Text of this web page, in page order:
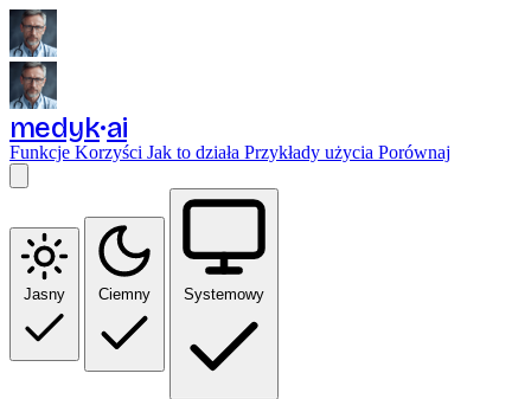
medyk ai
Funkcje Korzyści Jak to działa Przykłady użycia Porównaj
Jasny Ciemny Systemowy